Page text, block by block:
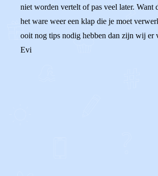
niet worden vertelt of pas veel later. Want
het ware weer een klap die je moet
ooit nog tips nodig hebben dan zijn wij er
Evi